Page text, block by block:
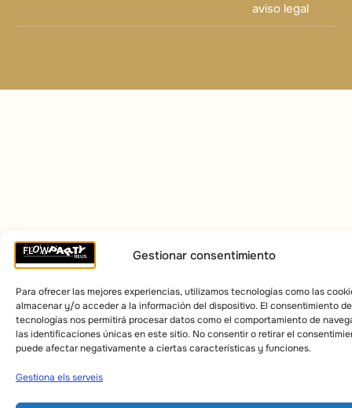
Gestionar consentimiento
Para ofrecer las mejores experiencias, utilizamos tecnologías como las
almacenar y/o acceder a la información del dispositivo. El consentimiento
tecnologías nos permitirá procesar datos como el comportamiento de
las identificaciones únicas en este sitio. No consentir o retirar el
puede afectar negativamente a ciertas características y funciones.
Gestiona els serveis
aviso legal